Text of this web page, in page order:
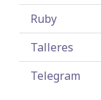
Ruby
Talleres
Telegram